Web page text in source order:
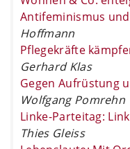
Antifeminismus
Hoffmann
Pflegekräfte
Gerhard Klas
Gegen Aufrüstung
Wolfgang Pomrehn
Linke-Parteitag:
Thies Gleiss